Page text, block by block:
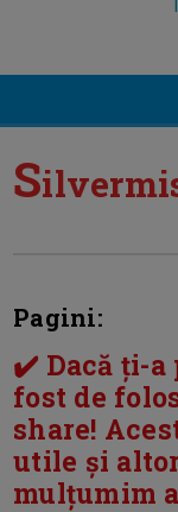
S
Pagini:
✔️ Dacă ți-a
fost de
share!
utile și
mulțumim